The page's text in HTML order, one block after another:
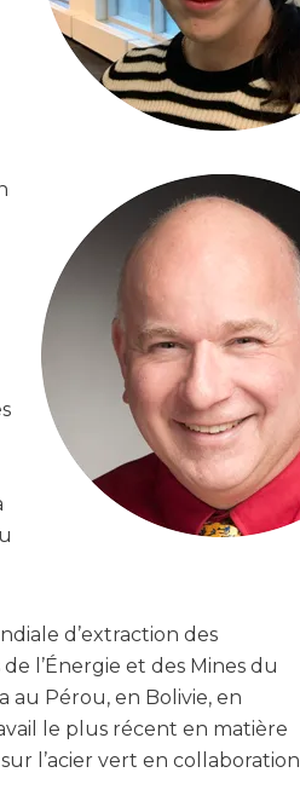
d’extraction des
l’Énergie et des Mines du
au Pérou, en Bolivie, en
le plus récent en matière
l’acier vert en collaboration